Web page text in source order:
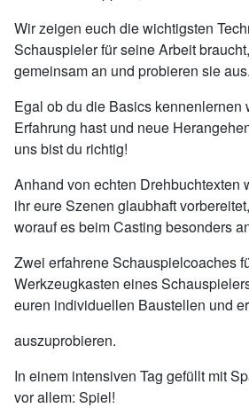
Wir zeigen euch die wichtigsten
Schauspieler für seine Arbeit
gemeinsam an und probieren sie aus.
Egal ob du die Basics kennenlernen
Erfahrung hast und neue
uns bist du richtig!
Anhand von echten Drehbuchtexten
ihr eure Szenen glaubhaft
worauf es beim Casting besonders
Zwei erfahrene Schauspielcoaches
Werkzeugkasten eines
euren individuellen Baustellen und
auszuprobieren.
In einem intensiven Tag gefüllt mit
vor allem: Spiel!